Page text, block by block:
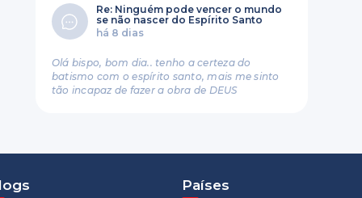
Re: Ninguém pode vencer o mundo
se não nascer do Espírito Santo
há 8 dias
Olá bispo, bom dia.. tenho a certeza do
batismo com o espírito santo, mais me sinto
tão incapaz de fazer a obra de DEUS
Países